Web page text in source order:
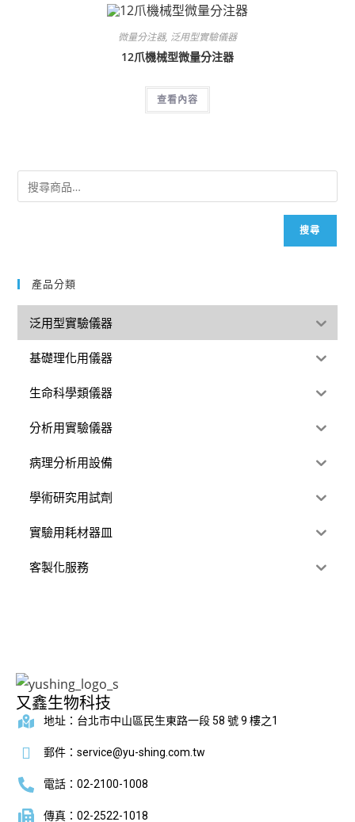
微量分注器, 泛用型實驗儀器
12爪機械型微量分注器
查看內容
搜尋
產品分類
泛用型實驗儀器
基礎理化用儀器
生命科學類儀器
分析用實驗儀器
病理分析用設備
學術研究用試劑
實驗用耗材器皿
客製化服務
又鑫生物科技
地址：台北市中山區民生東路一段 58 號 9 樓之1
郵件：service@yu-shing.com.tw
電話：02-2100-1008
傳真：02-2522-1018